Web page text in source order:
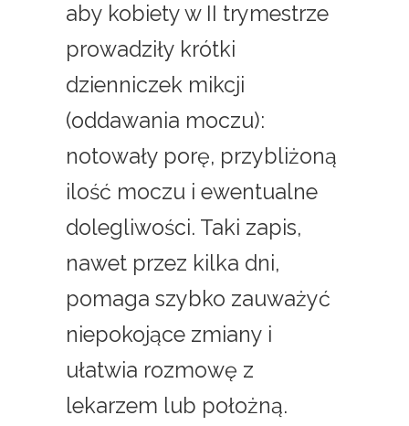
aby kobiety w II trymestrze
prowadziły krótki
dzienniczek mikcji
(oddawania moczu):
notowały porę, przybliżoną
ilość moczu i ewentualne
dolegliwości. Taki zapis,
nawet przez kilka dni,
pomaga szybko zauważyć
niepokojące zmiany i
ułatwia rozmowę z
lekarzem lub położną.